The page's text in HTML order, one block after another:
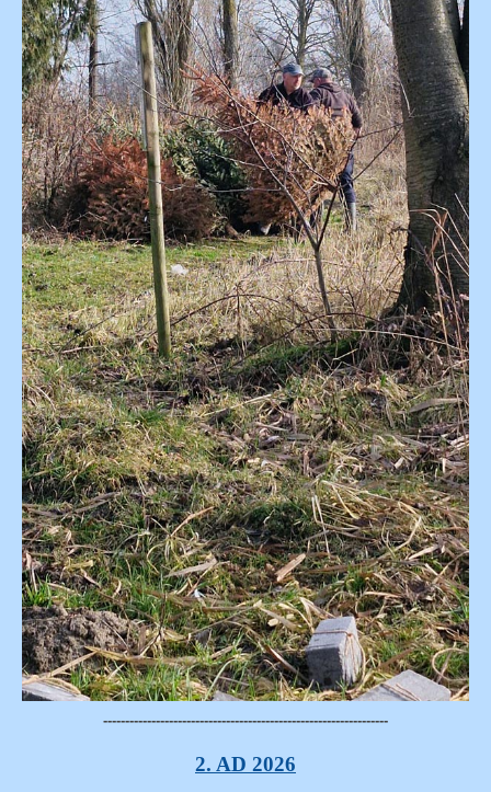
-----------------------------------------------------------------
2. AD 2026